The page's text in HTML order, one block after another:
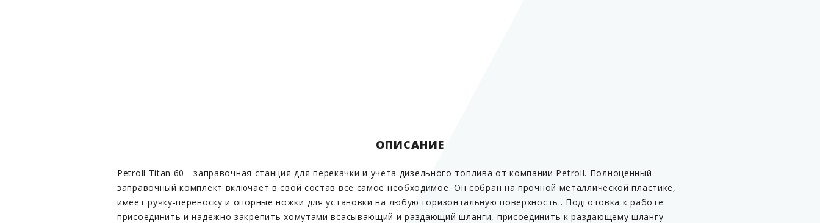
ОПИСАНИЕ
Petroll Titan 60 - заправочная станция для перекачки и учета дизельного топлива от компании Petroll. Полноценный
заправочный комплект включает в свой состав все самое необходимое. Он собран на прочной металлической пластике,
имеет ручку-переноску и опорные ножки для установки на любую горизонтальную поверхность.. Подготовка к работе:
присоединить и надежно закрепить хомутами всасывающий и раздающий шланги, присоединить к раздающему шлангу